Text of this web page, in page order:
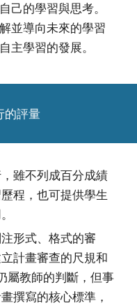
己的學習與思考。
並導向未來的學習
主學習的發展。
的評量
雖不列成百分成績
程，也可提供學生
形式、格式的審
計畫審查的尺規和
屬教師的判斷，但事
撰寫的核心標準，